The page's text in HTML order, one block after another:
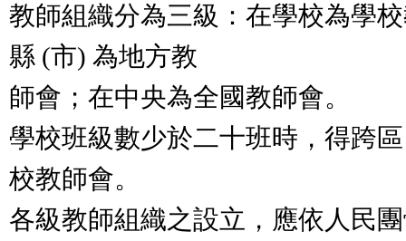
教師組織分為三級：在學校為學
縣 (市) 為地方教
師會；在中央為全國教師會。
學校班級數少於二十班時，得跨
校教師會。
各級教師組織之設立，應依人民